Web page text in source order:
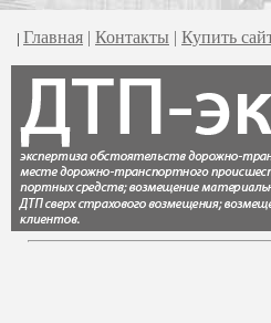
| Главная | Контакты | Купить